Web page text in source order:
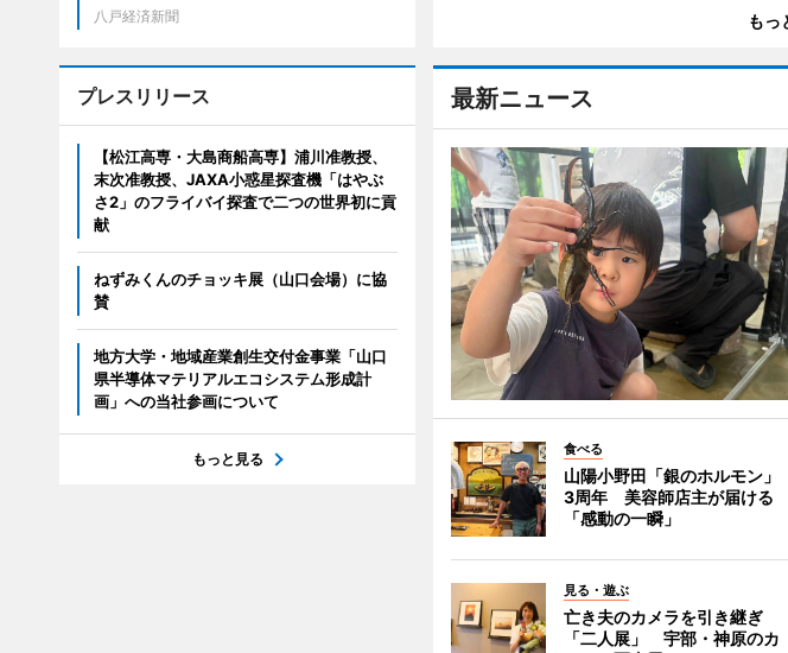
もっ
最新ニュース
食べる
山陽小野田「銀のホルモン」
3周年 美容師店主が届ける
「感動の一瞬」
見る・遊ぶ
亡き夫のカメラを引き継ぎ
「二人展」 宇部・神原のカ
八戸経済新聞
プレスリリース
【松江高専・大島商船高専】浦川准教授、
末次准教授、JAXA小惑星探査機「はやぶ
さ2」のフライバイ探査で二つの世界初に貢
献
ねずみくんのチョッキ展（山口会場）に協
賛
地方大学・地域産業創生交付金事業「山口
県半導体マテリアルエコシステム形成計
画」への当社参画について
もっと見る